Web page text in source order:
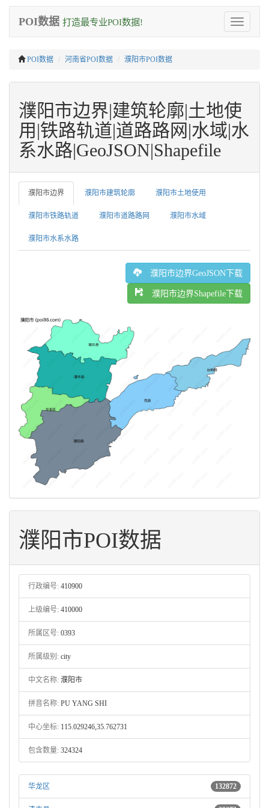
Toggle
navigation
POI数据 打造最专业POI数据!
POI数据 河南省POI数据 濮阳市POI数据
濮阳市边界|建筑轮廓|土地使
用|铁路轨道|道路路网|水域|水
系水路|GeoJSON|Shapefile
濮阳市边界 濮阳市建筑轮廓 濮阳市土地使用
濮阳市铁路轨道 濮阳市道路路网 濮阳市水域
濮阳市水系水路
濮阳市边界GeoJSON下载
濮阳市边界Shapefile下载
濮阳市POI数据
行政编号: 410900
上级编号: 410000
所属区号: 0393
所属级别: city
中文名称: 濮阳市
拼音名称: PU YANG SHI
中心坐标: 115.029246,35.762731
包含数量: 324324
华龙区 132872